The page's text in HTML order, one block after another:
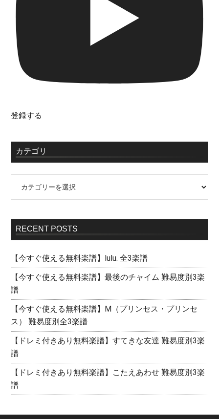
登録する
カテゴリ
RECENT POSTS
【今すぐ使える無料楽譜】lulu. 全3楽譜
【今すぐ使える無料楽譜】最後のチャイム 難易度別3楽
譜
【今すぐ使える無料楽譜】M（プリンセス・プリンセ
ス） 難易度別全3楽譜
【ドレミ付きあり無料楽譜】すてきな友達 難易度別3楽
譜
【ドレミ付きあり無料楽譜】こたえあわせ 難易度別3楽
譜